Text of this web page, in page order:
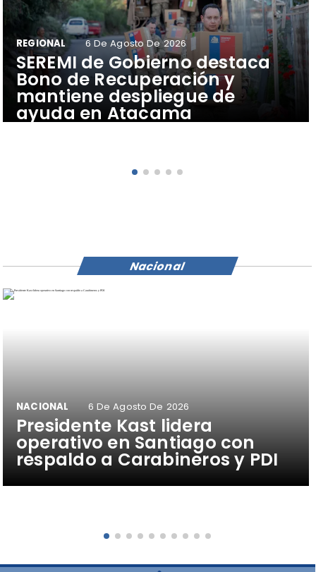
SEREMI de Gobierno destaca
Bono de Recuperación y
mantiene despliegue de
ayuda en Atacama
REGIONAL 6 De Agosto De 2026
Presidente Kast lidera
operativo en Santiago con
respaldo a Carabineros y PDI
NACIONAL 6 De Agosto De 2026
Nacional